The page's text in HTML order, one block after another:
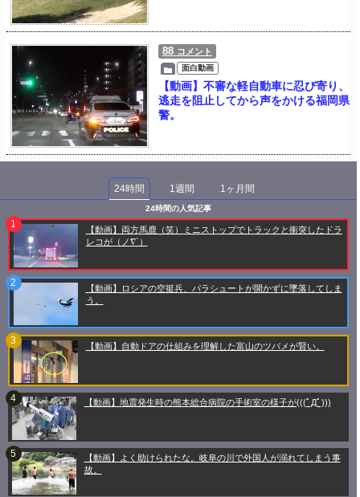
88 コメント
面白動画
【動画】不審な軽自動車に忍び寄り、
逃走を阻止してから声をかける福岡県
警。
24時間 1週間 1ヶ月間
24時間の人気記事
【動画】両方馬鹿（笑）ミニストップでトラックと衝突したドラ
レコが（ノ∇`）
【動画】ロシアの空挺兵、パラシュートが開かずに墜落してしま
う。
【動画】自動ドアの仕組みを理解した富山のツバメが賢い。
【動画】地震発生時の熊本総合病院の手術室の様子が(((ﾟДﾟ)))
【動画】よく助けられたな。岐阜の川で外国人が溺れてしまう事
故。